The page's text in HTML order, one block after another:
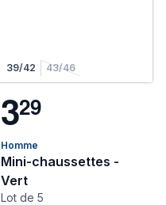
39/42 43/46
329
Homme
Mini-chaussettes -
Vert
Lot de 5